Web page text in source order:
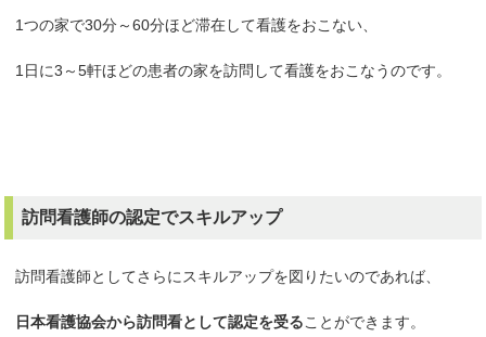
1つの家で30分～60分ほど滞在して看護をおこない、
1日に3～5軒ほどの患者の家を訪問して看護をおこなうのです。
訪問看護師の認定でスキルアップ
訪問看護師としてさらにスキルアップを図りたいのであれば、
日本看護協会から訪問看として認定を受ることができます。